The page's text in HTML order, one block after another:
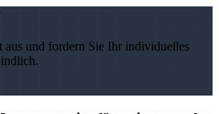
aus und fordern Sie Ihr individuelles